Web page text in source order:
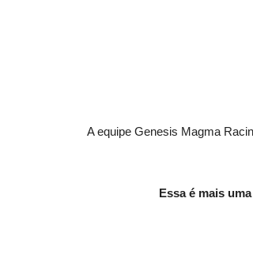
A equipe Genesis Magma
Essa é mais